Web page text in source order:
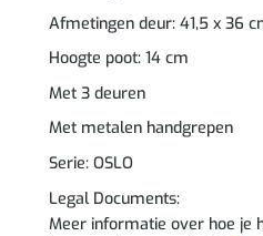
Afmetingen deur: 41,5 x 36
Hoogte poot: 14 cm
Met 3 deuren
Met metalen handgrepen
Serie: OSLO
Legal Documents:
Meer informatie over hoe je